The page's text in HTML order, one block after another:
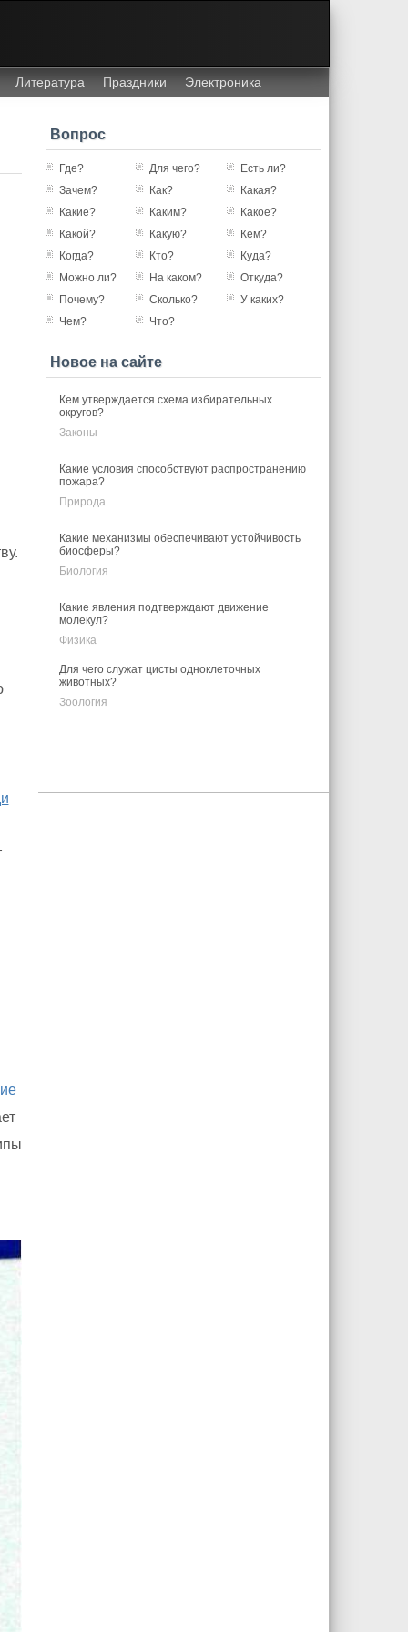
Литература Праздники Электроника
Вопрос
Где? Для чего?
Есть ли?
Зачем?
Как?
Какая?
Какие?
Каким?
Какое?
Какой?
Какую?
Кем?
Когда?
Кто?
Куда?
Можно ли?
На каком?
Откуда?
Почему?
Сколько?
У каких?
Чем?
Что?
Новое на сайте
Кем утверждается схема избирательных
округов?
Законы
Какие условия способствуют распространению
пожара?
Природа
Какие механизмы обеспечивают устойчивость
биосферы?
Биология
Какие явления подтверждают движение
молекул?
Физика
Для чего служат цисты одноклеточных
животных?
Зоология